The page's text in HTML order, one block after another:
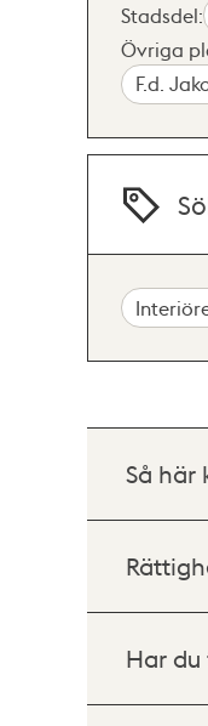
Stadsdel:
Övriga
F.d.
Så här
Har